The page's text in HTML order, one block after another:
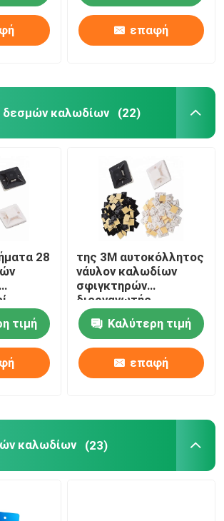
φερμουάρ
επαφή
δεσμών καλωδίων (22)
28
δεσμών
τιμή
της 3M αυτοκόλλητος
νάυλον καλωδίων
σφιγκτηρών
διοργανωτής
σφιγκτήρων
καλωδίου κατόχων
για πολλές χρήσεις
Καλύτερη τιμή
επαφή
καλωδίων (23)